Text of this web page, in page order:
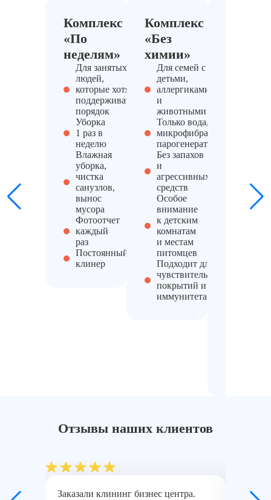
Комплекс
«По
неделям»
Для занятых
людей,
которые хотят
поддерживать
порядок
Уборка
1 раз в
неделю
Влажная
уборка,
чистка
санузлов,
вынос
мусора
Фотоотчет
каждый
раз
Постоянный
клинер
Комплекс
«Без
химии»
Для семей с
детьми,
аллергиками
и
животными
Только вода,
микрофибра и
парогенератор
Без запахов
и
агрессивных
средств
Особое
внимание
к детским
комнатам
и местам
питомцев
Подходит для
чувствительных
покрытий и
иммунитета
Отзывы наших клиентов
Заказали клининг бизнес центра.